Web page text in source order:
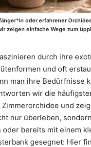
oder erfahrener
zeigen einfache Wege zum
durch ihre
und oft
man ihre Bedürfnisse
wir die
und
nur überleben,
bereits mit einem
gesegnet: Hier